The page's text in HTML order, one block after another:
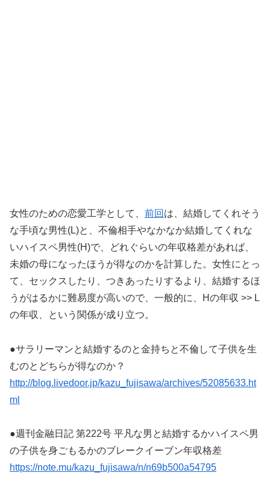
女性のための恋愛工学として、 前回 は、結婚してくれそう
な手頃な男性(L)と、不倫相手やなかなか結婚してくれな
いハイスペ男性(H)で、どれぐらいの年収格差があれば、
未婚の母になったほうが得なのかを計算した。女性にとっ
て、セックスしたり、つきあったりするより、結婚するほ
うがはるかに難易度が高いので、一般的に、Hの年収 >> L
の年収、という関係が成り立つ。
●サラリーマンと結婚するのと金持ちと不倫して子供を生
むのとどちらが得なのか？
http://blog.livedoor.jp/kazu_fujisawa/archives/52085633.ht
ml
●週刊金融日記 第222号 平凡な男と結婚するかハイスペ男
の子供を身ごもるかのブレークイーブン年収格差
https://note.mu/kazu_fujisawa/n/n69b500a54795